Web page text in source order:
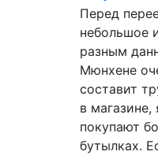
Перед
небольшое
разным
Мюнхене
составит
в
покупают
бутылках.